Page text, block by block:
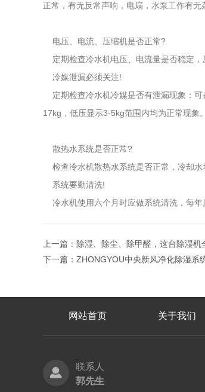
正常，有无反常声响，电扇，水泵工作有
电压、电流、压缩机是否正常?
定期检查冷水机电压、电流量是否稳定，
冷媒泄漏必须关注!
定期检查冷水机冷媒是否有泄漏现象：可
17kg，低压显示3-5kg范围内均为正常现象。
散热水系统是否正常?
检查冷水机散热水系统是否正常，冷却水
系统要勤清洗!
冷水机使用六个月时应做系统清洗，每年
上一篇： 除湿、除尘、除甲醛，这台除湿机
下一篇： ZHONGYOU中央新风净化除湿系
网站首页 关于我们
联系人
郭先生